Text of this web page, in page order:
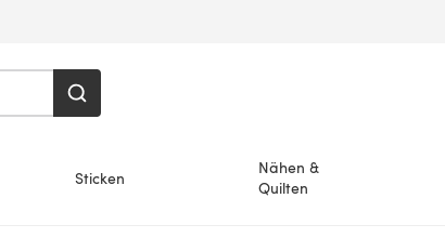
Sticken
Nähen &
Quilten